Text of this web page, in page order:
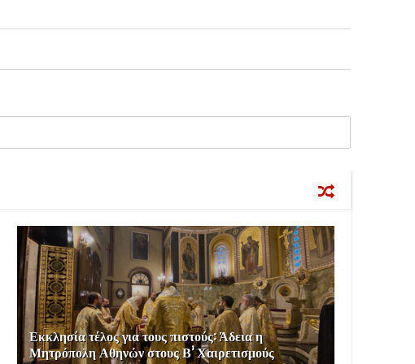
Εκκλησία τέλος για τους πιστούς: Άδεια η
Μητρόπολη Αθηνών στους Β’ Χαιρετισμούς